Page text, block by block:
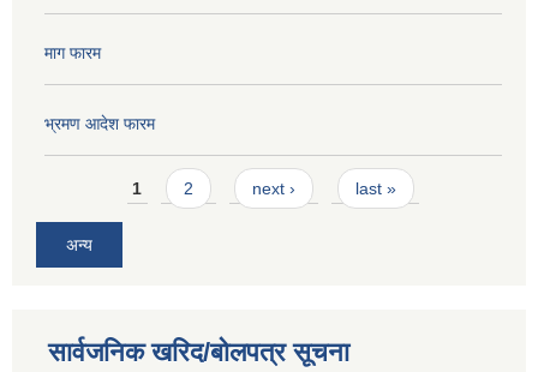
माग फारम
भ्रमण आदेश फारम
Pages1 2 next › last »
अन्य
सार्वजनिक खरिद/बोलपत्र सूचना